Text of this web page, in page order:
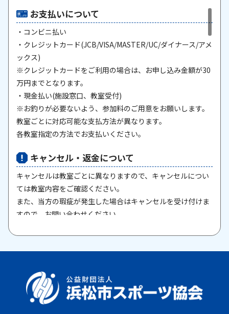
お支払いについて
・コンビニ払い
・クレジットカード(JCB/VISA/MASTER/UC/ダイナース/アメ
ックス)
※クレジットカードをご利用の場合は、お申し込み金額が30
万円までとなります。
・現金払い(施設窓口、教室受付)
※お釣りが必要ないよう、参加料のご用意をお願いします。
教室ごとに対応可能な支払方法が異なります。
各教室指定の方法でお支払いください。
キャンセル・返金について
キャンセルは教室ごとに異なりますので、キャンセルについ
ては教室内容をご確認ください。
また、当方の瑕疵が発生した場合はキャンセルを受け付けま
すので、お問い合わせください。
原則として、一旦納入された参加料・受講料は返金いたしま
せん。また、欠席等による参加料の返金は原則としていたし
限が出された場合は、担当者までご相談ください。
お支払期限